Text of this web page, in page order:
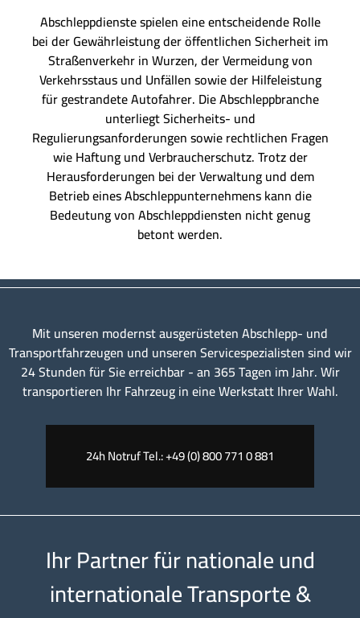
Abschleppdienste spielen eine entscheidende Rolle
bei der Gewährleistung der öffentlichen Sicherheit im
Straßenverkehr in Wurzen, der Vermeidung von
Verkehrsstaus und Unfällen sowie der Hilfeleistung
für gestrandete Autofahrer. Die Abschleppbranche
unterliegt Sicherheits- und
Regulierungsanforderungen sowie rechtlichen Fragen
wie Haftung und Verbraucherschutz. Trotz der
Herausforderungen bei der Verwaltung und dem
Betrieb eines Abschleppunternehmens kann die
Bedeutung von Abschleppdiensten nicht genug
betont werden.
Mit unseren modernst ausgerüsteten Abschlepp- und
Transportfahrzeugen und unseren Servicespezialisten sind wir
24 Stunden für Sie erreichbar - an 365 Tagen im Jahr. Wir
transportieren Ihr Fahrzeug in eine Werkstatt Ihrer Wahl.
24h Notruf Tel.: +49 (0) 800 771 0 881
Ihr Partner für nationale und
internationale Transporte &